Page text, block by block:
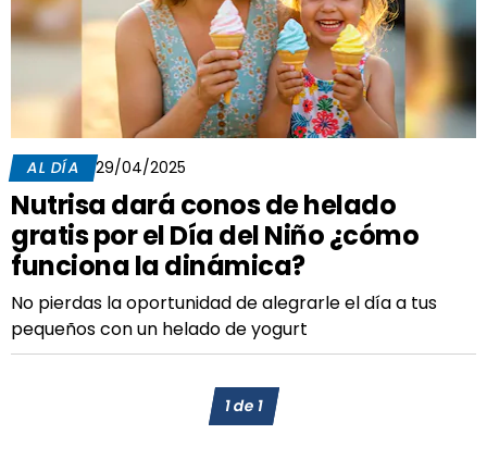
AL DÍA 29/04/2025
Nutrisa dará conos de helado
gratis por el Día del Niño ¿cómo
funciona la dinámica?
No pierdas la oportunidad de alegrarle el día a tus
pequeños con un helado de yogurt
1de1